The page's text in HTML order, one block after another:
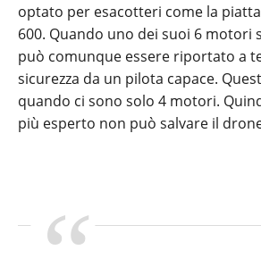
optato per esacotteri come la
600. Quando uno dei suoi 6 motori
può comunque essere riportato a
sicurezza da un pilota capace.
quando ci sono solo 4 motori.
più esperto non può salvare il